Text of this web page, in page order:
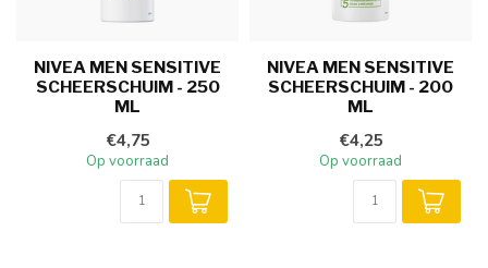
NIVEA MEN SENSITIVE
SCHEERSCHUIM - 250
ML
€4,75
Op voorraad
NIVEA MEN SENSITIVE
SCHEERSCHUIM - 200
ML
€4,25
Op voorraad